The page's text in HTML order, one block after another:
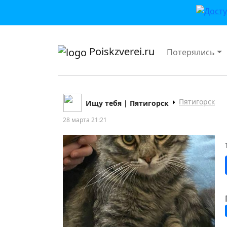
Poiskzverei.ru Потерялись
Ищу тебя | Пятигорск Пятигорск
28 марта 21:21